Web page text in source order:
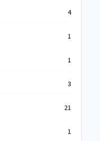
4
1
1
3
21
1